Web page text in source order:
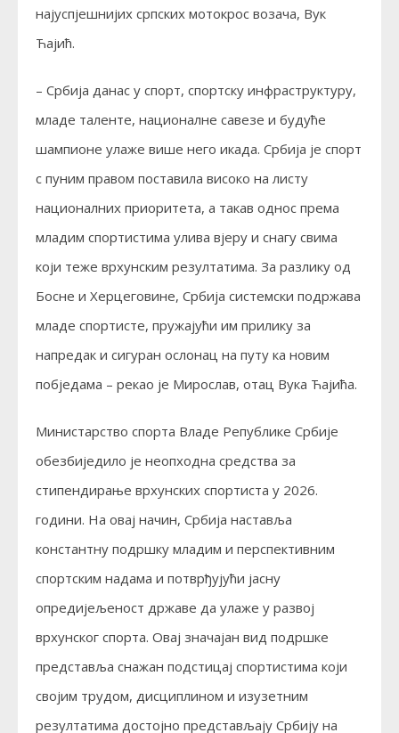
најуспјешнијих српских мотокрос возача, Вук
Ћајић.
– Србија данас у спорт, спортску инфраструктуру,
младе таленте, националне савезе и будуће
шампионе улаже више него икада. Србија је спорт
с пуним правом поставила високо на листу
националних приоритета, а такав однос према
младим спортистима улива вјеру и снагу свима
који теже врхунским резултатима. За разлику од
Босне и Херцеговине, Србија системски подржава
младе спортисте, пружајући им прилику за
напредак и сигуран ослонац на путу ка новим
побједама – рекао је Мирослав, отац Вука Ћајића.
Министарство спорта Владе Републике Србије
обезбиједило је неопходна средства за
стипендирање врхунских спортиста у 2026.
години. На овај начин, Србија наставља
константну подршку младим и перспективним
спортским надама и потврђујући јасну
опредијељеност државе да улаже у развој
врхунског спорта. Овај значајан вид подршке
представља снажан подстицај спортистима који
својим трудом, дисциплином и изузетним
резултатима достојно представљају Србију на